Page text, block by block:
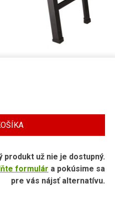
produkt už nie je dostupný.
formulár a pokúsime sa
pre vás nájsť alternatívu.